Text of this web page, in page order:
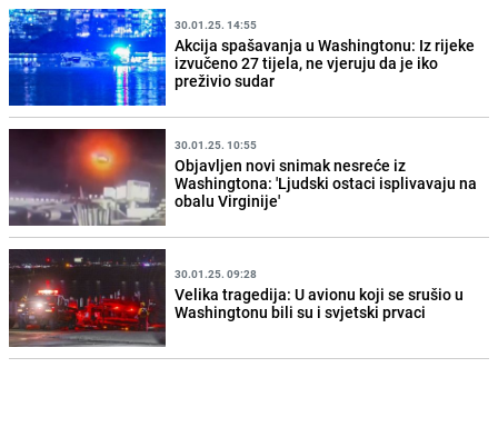
30.01.25. 14:55
Akcija spašavanja u Washingtonu: Iz rijeke
izvučeno 27 tijela, ne vjeruju da je iko
preživio sudar
30.01.25. 10:55
Objavljen novi snimak nesreće iz
Washingtona: 'Ljudski ostaci isplivavaju na
obalu Virginije'
30.01.25. 09:28
Velika tragedija: U avionu koji se srušio u
Washingtonu bili su i svjetski prvaci